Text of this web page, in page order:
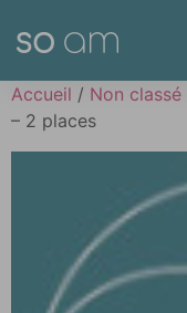
Accueil / Non classé
– 2 places